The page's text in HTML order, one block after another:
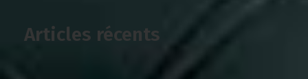
Articles récents